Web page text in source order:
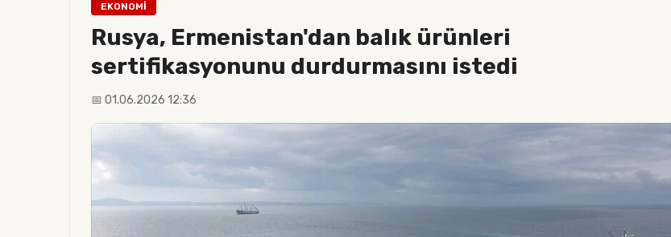
EKONOMI
Rusya, Ermenistan'dan balık ürünleri
sertifikasyonunu durdurmasını istedi
📅 01.06.2026 12:36